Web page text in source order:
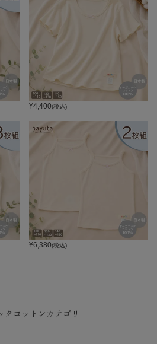
¥4,400(税込)
¥6,380(税込)
クコットンカテゴリ